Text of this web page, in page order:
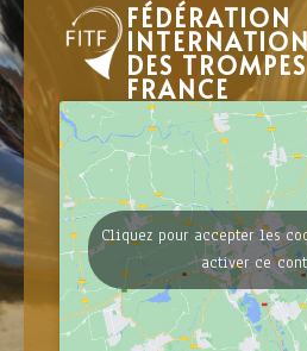
FÉDÉRATION
DES
FRANCE
Cliquez pour accepter les
activer ce